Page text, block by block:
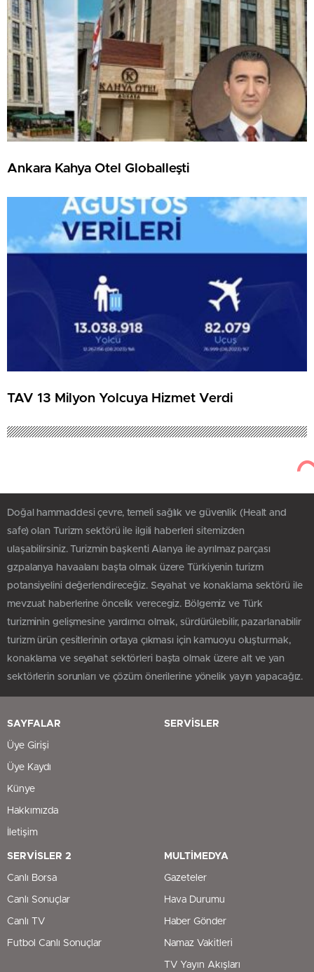
Ankara Kahya Otel Globalleşti
TAV 13 Milyon Yolcuya Hizmet Verdi
Doğal hammaddesi çevre, temeli sağlık ve güvenlik (Healt and
safe) olan Turizm sektörü ile ilgili haberleri sitemizden
ulaşabilirsiniz. Turizmin başkenti Alanya ile ayrılmaz parçası
gzpalanya havaalanı başta olmak üzere Türkiyenin turizm
potansiyelini değerlendireceğiz. Seyahat ve konaklama sektörü ile
mevzuat haberlerine öncelik verecegiz. Bölgemiz ve Türk
turizminin gelişmesine yardımcı olmak, sürdürülebilir, pazarlanabilir
turizm ürün çesitlerinin ortaya çıkması için kamuoyu oluşturmak,
konaklama ve seyahat sektörleri başta olmak üzere alt ve yan
sektörlerin sorunları ve çözüm önerilerine yönelik yayın yapacağız.
SAYFALAR
Üye Girişi
Üye Kaydı
Künye
Hakkımızda
İletişim
SERVİSLER
SERVİSLER 2
Canlı Borsa
Canlı Sonuçlar
Canlı TV
Futbol Canlı Sonuçlar
MULTİMEDYA
Gazeteler
Hava Durumu
Haber Gönder
Namaz Vakitleri
TV Yayın Akışları